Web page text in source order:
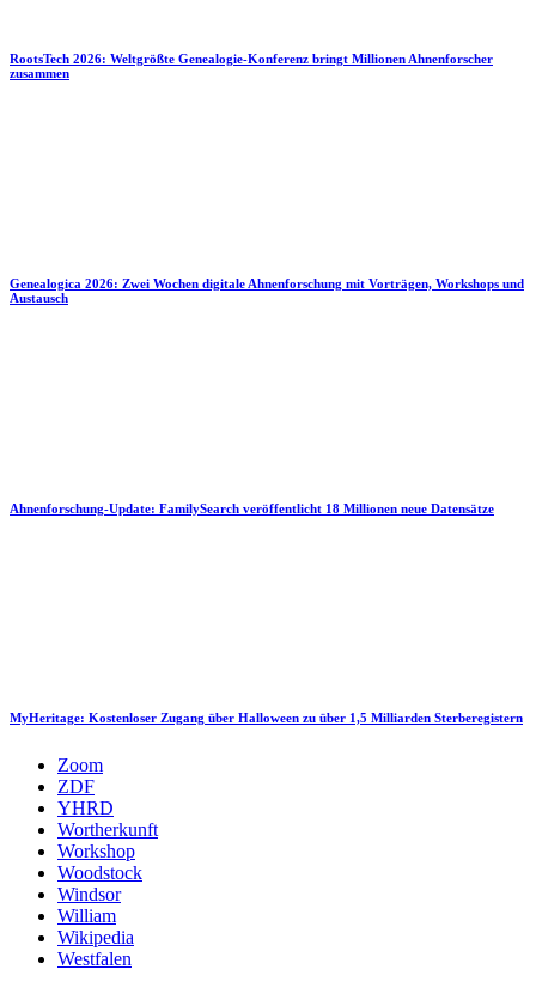
RootsTech 2026: Weltgrößte Genealogie-Konferenz bringt Millionen Ahnenforscher
zusammen
Genealogica 2026: Zwei Wochen digitale Ahnenforschung mit Vorträgen, Workshops und
Austausch
Ahnenforschung-Update: FamilySearch veröffentlicht 18 Millionen neue Datensätze
MyHeritage: Kostenloser Zugang über Halloween zu über 1,5 Milliarden Sterberegistern
Zoom
ZDF
YHRD
Wortherkunft
Workshop
Woodstock
Windsor
William
Wikipedia
Westfalen